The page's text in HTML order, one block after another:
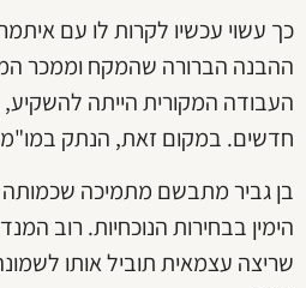
כך עשוי עכשיו לקרות לו עם
ההבנה הברורה שהמקח וממכר
העבודה המקורית הייתה
חדשים. במקום זאת, הנתק
בן גביר מתבשם מתמיכה שכמותה
הימין בבחירות הנוכחיות. רוב
שריצה עצמאית תוביל אותו